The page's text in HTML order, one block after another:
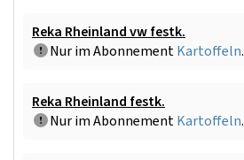
Reka Rheinland vw festk.
Nur im AbonnementKartoffeln.
Reka Rheinland festk.
Nur im AbonnementKartoffeln.